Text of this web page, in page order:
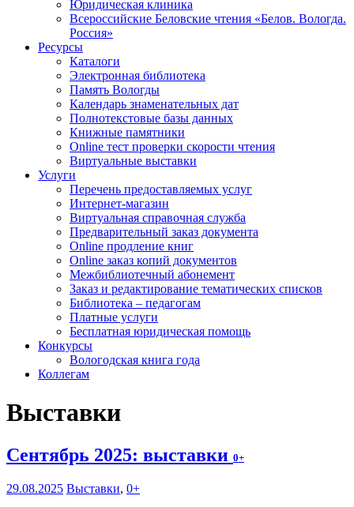
Юридическая клиника
Всероссийские Беловские чтения «Белов. Вологда.
Россия»
Ресурсы
Каталоги
Электронная библиотека
Память Вологды
Календарь знаменательных дат
Полнотекстовые базы данных
Книжные памятники
Online тест проверки скорости чтения
Виртуальные выставки
Услуги
Перечень предоставляемых услуг
Интернет-магазин
Виртуальная справочная служба
Предварительный заказ документа
Online продление книг
Online заказ копий документов
Межбиблиотечный абонемент
Заказ и редактирование тематических списков
Библиотека – педагогам
Платные услуги
Бесплатная юридическая помощь
Конкурсы
Вологодская книга года
Коллегам
Выставки
Сентябрь 2025: выставки 0+
29.08.2025 Выставки, 0+